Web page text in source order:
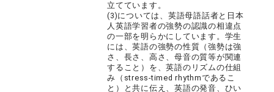
立てています。
(3)については、英語母語話者と日本
人英語学習者の強勢の認識の相違点
の一部を明らかにしています。学生
には、英語の強勢の性質（強勢は強
さ、長さ、高さ、母音の質等が関連
すること）を、英語のリズムの仕組
み（stress-timed rhythmであるこ
と）と共に伝え、英語の発音、ひい